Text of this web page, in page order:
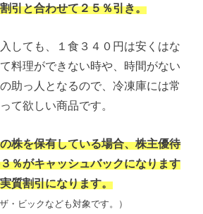
引と合わせて２５％引き。
しても、１食３４０円は安くはな
料理ができない時や、時間がない
助っ人となるので、冷凍庫には常
て欲しい商品です。
株を保有している場合、株主優待
％がキャッシュバックになります
質割引になります。
・ビックなども対象です。）